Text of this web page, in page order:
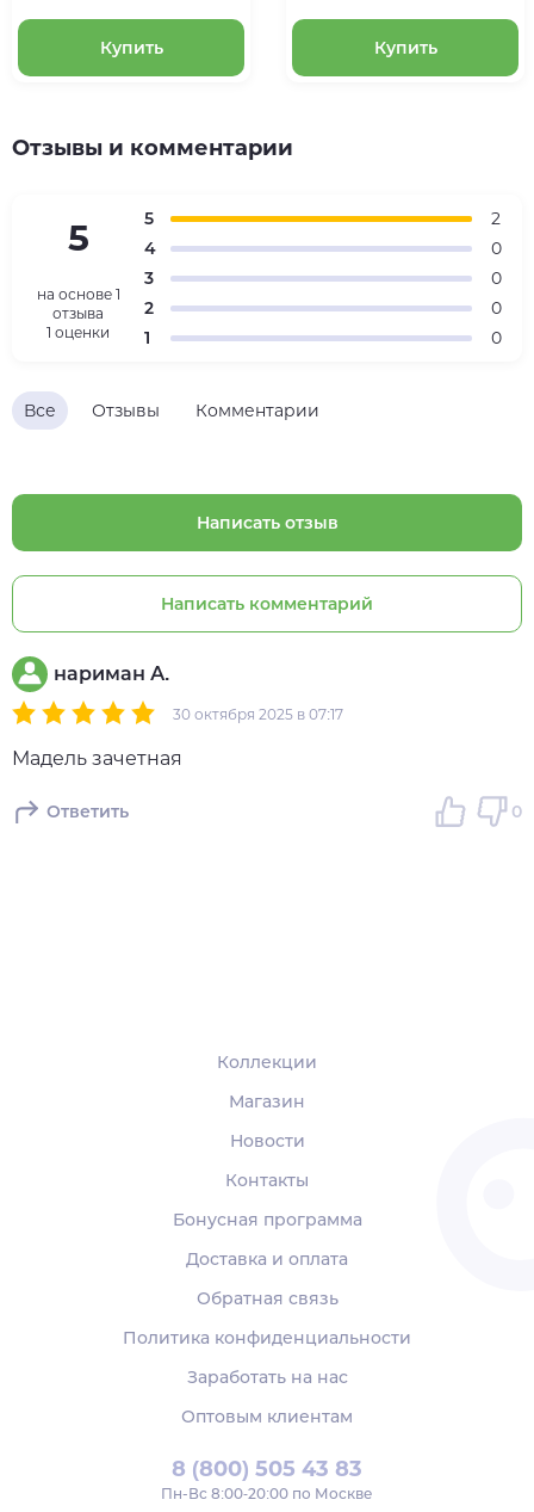
Купить Купить
Отзывы и комментарии
Все Отзывы Комментарии
Написать отзыв
Написать комментарий
нариман А.
30 октября 2025 в 07:17
Мадель зачетная
Ответить 0
5
на основе 1
отзыва
1 оценки
5
2
4
0
3
0
2
0
1
0
8 (800) 505 43 83
Пн‑Вс 8:00-20:00 по Москве
Коллекции
Магазин
Новости
Контакты
Бонусная программа
Доставка и оплата
Обратная связь
Политика конфиденциальности
Заработать на нас
Оптовым клиентам